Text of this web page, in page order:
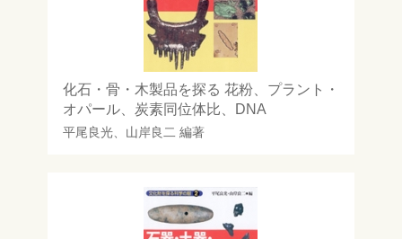
化石・骨・木製品を探る 花粉、プラント・
オパール、炭素同位体比、DNA
平尾良光、 山岸良二 編著